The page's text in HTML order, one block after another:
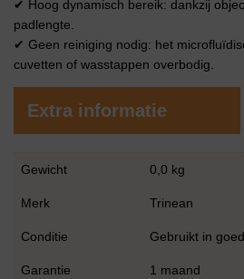
✔ Hoog dynamisch bereik: dankzij
padlengte.
✔ Geen reiniging nodig: het
cuvetten of wasstappen overbodig.
Extra informatie
Gewicht 0,0 kg
Merk Trinean
Conditie Gebruikt in
Garantie 1 maand